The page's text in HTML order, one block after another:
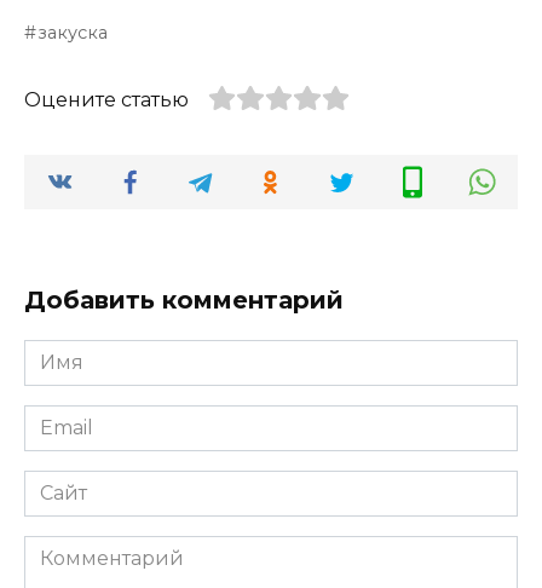
закуска
Оцените статью
Добавить комментарий
Имя
*
Email
*
Сайт
Комментарий